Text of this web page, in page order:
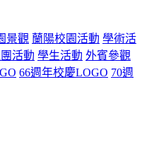
景觀 蘭陽校園活動 學術活
活動 學生活動 外賓參觀
66週年校慶LOGO 70週